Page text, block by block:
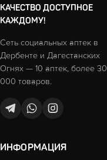
КАЧЕСТВО ДОСТУПНОЕ
КАЖДОМУ!
Сеть социальных аптек в
Дербенте и Дагестанских
Огнях — 10 аптек, более 30
000 товаров.
ИНФОРМАЦИЯ